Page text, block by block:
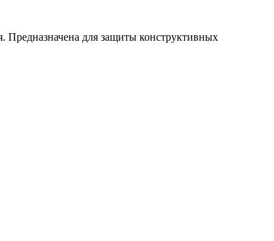
Предназначена для защиты конструктивных